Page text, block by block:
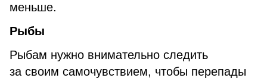
меньше.
Рыбы
Рыбам нужно внимательно следить
за своим самочувствием, чтобы перепады